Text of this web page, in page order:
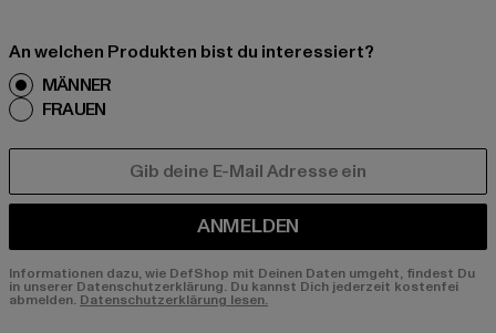
An welchen Produkten bist du interessiert?
MÄNNER
FRAUEN
ANMELDEN
Informationen dazu, wie DefShop mit Deinen Daten umgeht, findest Du
in unserer Datenschutzerklärung. Du kannst Dich jederzeit kostenfei
abmelden. Datenschutzerklärung lesen.